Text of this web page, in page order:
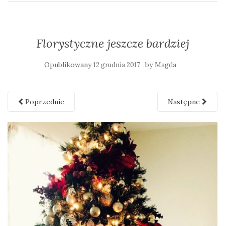
Florystyczne jeszcze bardziej
Opublikowany12 grudnia 2017 by Magda
Poprzednie Następne